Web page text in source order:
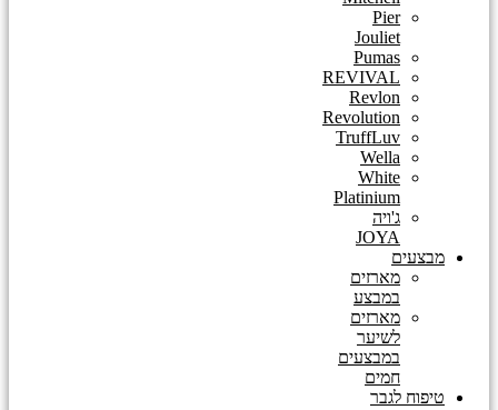
Pier
Jouliet
Pumas
REVIVAL
Revlon
Revolution
TruffLuv
Wella
White
Platinium
ג'ויה
JOYA
מבצעים
מארזים
במבצע
מארזים
לשיער
במבצעים
חמים
טיפוח לגבר